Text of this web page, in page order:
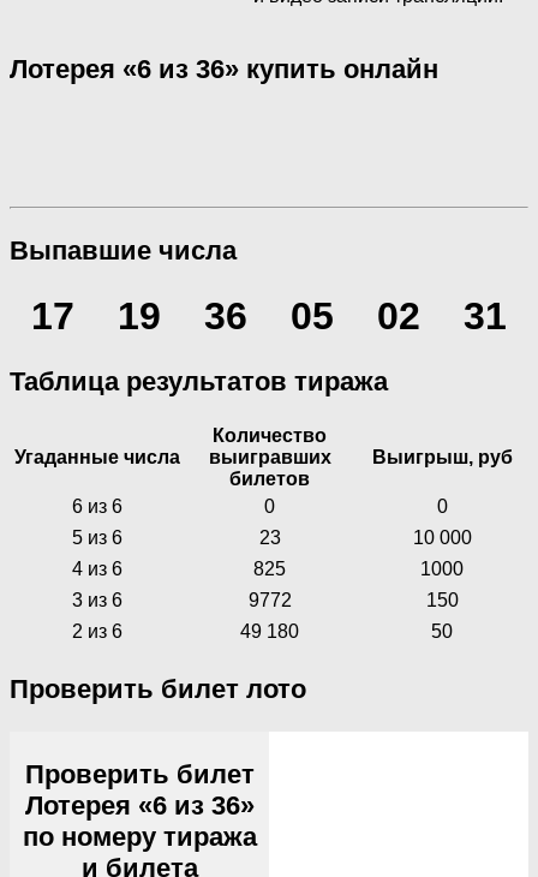
Лотерея «6 из 36» купить онлайн
Выпавшие числа
17 19 36 05 02 31
Таблица результатов тиража
Угаданные числа
Количество
выигравших
билетов
Выигрыш, руб
6 из 6 0
0
5 из 6
23
10 000
4 из 6
825
1000
3 из 6
9772
150
2 из 6
49 180 50
Проверить билет лото
Проверить билет
Лотерея «6 из 36»
по номеру тиража
и билета